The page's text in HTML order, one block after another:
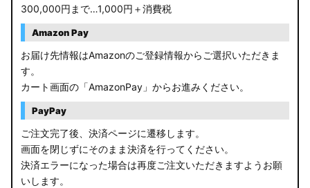
300,000円まで…1,000円＋消費税
Amazon Pay
お届け先情報はAmazonのご登録情報からご選択いただきま
す。
カート画面の「AmazonPay」からお進みください。
PayPay
ご注文完了後、決済ページに遷移します。
画面を閉じずにそのまま決済を行ってください。
決済エラーになった場合は再度ご注文いただきますようお願
いします。